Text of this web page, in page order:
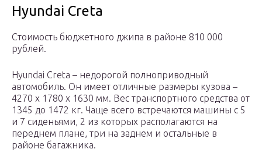
Hyundai Creta
Стоимость бюджетного джипа в районе 810 000
рублей.
Hyundai Creta – недорогой полноприводный
автомобиль. Он имеет отличные размеры кузова –
4270 x 1780 x 1630 мм. Вес транспортного средства от
1345 до 1472 кг. Чаще всего встречаются машины с 5
и 7 сиденьями, 2 из которых располагаются на
переднем плане, три на заднем и остальные в
районе багажника.